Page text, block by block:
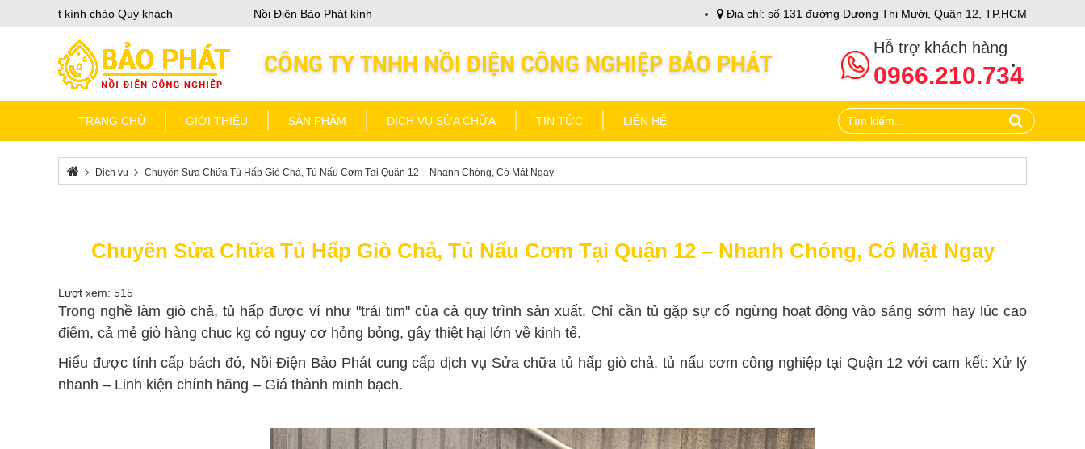
Phát kính chào Quý khách Nồi Điện Bảo Phát kính chào Quý khách Nồi Điện Bảo Phát kính chào Quý kháchĐịa chỉ: số 131 đường Dương Thị Mười, Quận 12, TP.HCM
Hỗ trợ khách hàng
0966.210.734
TRANG CHỦ GIỚI THIỆU SẢN PHẨM DỊCH VỤ SỬA CHỮA TIN TỨC LIÊN HỆ
Dịch vụ Chuyên Sửa Chữa Tủ Hấp Giò Chả, Tủ Nấu Cơm Tại Quận 12 – Nhanh Chóng, Có Mặt Ngay
Chuyên Sửa Chữa Tủ Hấp Giò Chả, Tủ Nấu Cơm Tại Quận 12 – Nhanh Chóng, Có Mặt Ngay
Lượt xem: 515
Trong nghề làm giò chả, tủ hấp được ví như "trái tim" của cả quy trình sản xuất. Chỉ cần tủ gặp sự cố ngừng hoạt động vào sáng sớm hay lúc cao
điểm, cả mẻ giò hàng chục kg có nguy cơ hỏng bỏng, gây thiệt hại lớn về kinh tế.
Hiểu được tính cấp bách đó, Nồi Điện Bảo Phát cung cấp dịch vụ Sửa chữa tủ hấp giò chả, tủ nấu cơm công nghiệp tại Quận 12 với cam kết: Xử lý
nhanh – Linh kiện chính hãng – Giá thành minh bạch.